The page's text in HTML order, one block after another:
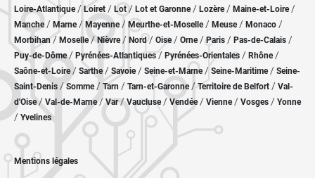
Loire-Atlantique/ Loiret / Lot/ Lot et Garonne/ Lozère / Maine-et-Loire/
Manche/ Marne/ Mayenne/ Meurthe-et-Moselle/ Meuse/ Monaco /
Morbihan/ Moselle/ Nièvre / Nord/ Oise / Orne/Paris / Pas-de-Calais /
Puy-de-Dôme/ Pyrénées-Atlantiques / Pyrénées-Orientales / Rhône/
Saône-et-Loire/ Sarthe/ Savoie/ Seine-et-Marne/ Seine-Maritime/ Seine-
Saint-Denis /Somme/ Tarn / Tarn-et-Garonne/Territoire de Belfort / Val-
d'Oise/ Val-de-Marne/Var/Vaucluse/ Vendée/ Vienne/ Vosges / Yonne
/ Yvelines
Mentions légales